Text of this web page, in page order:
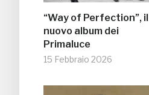
“Way of Perfection”, il
nuovo album dei
Primaluce
15 Febbraio 2026